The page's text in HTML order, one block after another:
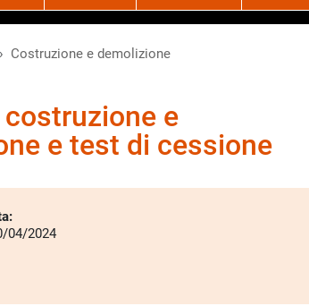
Costruzione e demolizione
e
e test di cessione
04/2024